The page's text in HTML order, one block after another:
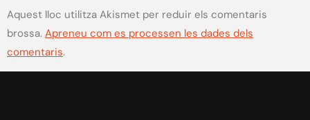
Aquest lloc utilitza Akismet per reduir els comentaris
brossa. Apreneu com es processen les dades dels
comentaris.